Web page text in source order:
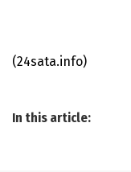
(24sata.info)
In this article: